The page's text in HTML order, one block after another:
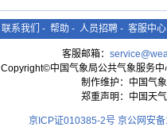
联系我们 - 帮助 - 人员招聘 - 客服中心
客服邮箱：
Copyright©中国气象局公共气象服务
制作维护：中国气
郑重声明：中国天
京ICP证010385-2号 京公网安